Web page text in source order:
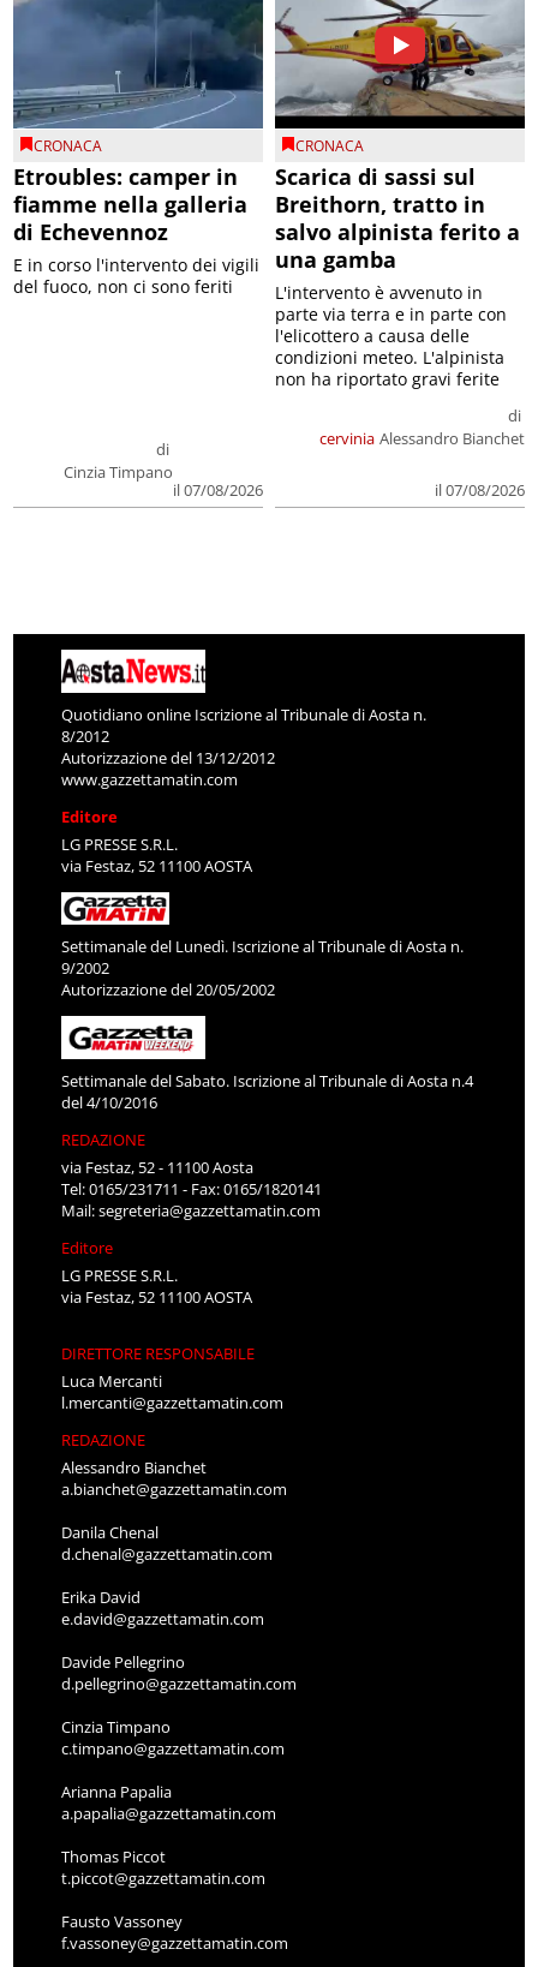
CRONACA
Etroubles: camper in
fiamme nella galleria
di Echevennoz
di
Cinzia Timpano
il 07/08/2026
E in corso l'intervento dei vigili
del fuoco, non ci sono feriti
CRONACA
Scarica di sassi sul
Breithorn, tratto in
salvo alpinista ferito a
una gamba
cervinia
di
Alessandro Bianchet
il 07/08/2026
L'intervento è avvenuto in
parte via terra e in parte con
l'elicottero a causa delle
condizioni meteo. L'alpinista
non ha riportato gravi ferite
Quotidiano online Iscrizione al Tribunale di Aosta n.
8/2012
Autorizzazione del 13/12/2012
www.gazzettamatin.com
Editore
LG PRESSE S.R.L.
via Festaz, 52 11100 AOSTA
Settimanale del Lunedì. Iscrizione al Tribunale di Aosta n.
9/2002
Autorizzazione del 20/05/2002
Settimanale del Sabato. Iscrizione al Tribunale di Aosta n.4
del 4/10/2016
REDAZIONE
via Festaz, 52 - 11100 Aosta
Tel: 0165/231711 - Fax: 0165/1820141
Mail:segreteria@gazzettamatin.com
Editore
LG PRESSE S.R.L.
via Festaz, 52 11100 AOSTA
DIRETTORE RESPONSABILE
Luca Mercanti
l.mercanti@gazzettamatin.com
REDAZIONE
Alessandro Bianchet
a.bianchet@gazzettamatin.com
Danila Chenal
d.chenal@gazzettamatin.com
Erika David
e.david@gazzettamatin.com
Davide Pellegrino
d.pellegrino@gazzettamatin.com
Cinzia Timpano
c.timpano@gazzettamatin.com
Arianna Papalia
a.papalia@gazzettamatin.com
Thomas Piccot
t.piccot@gazzettamatin.com
Fausto Vassoney
f.vassoney@gazzettamatin.com